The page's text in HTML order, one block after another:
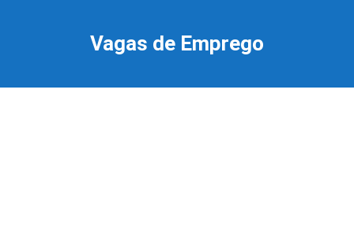
Vagas de Emprego